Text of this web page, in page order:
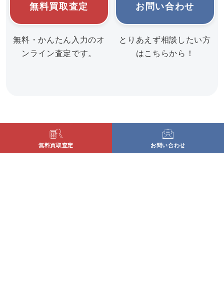
無料買取査定
無料・かんたん入力のオ
ンライン査定です。
お問い合わせ
とりあえず相談したい方
はこちらから！
無料買取査定 お問い合わせ